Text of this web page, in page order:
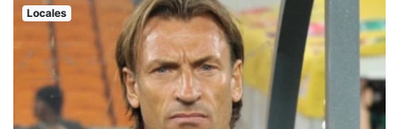
Locales